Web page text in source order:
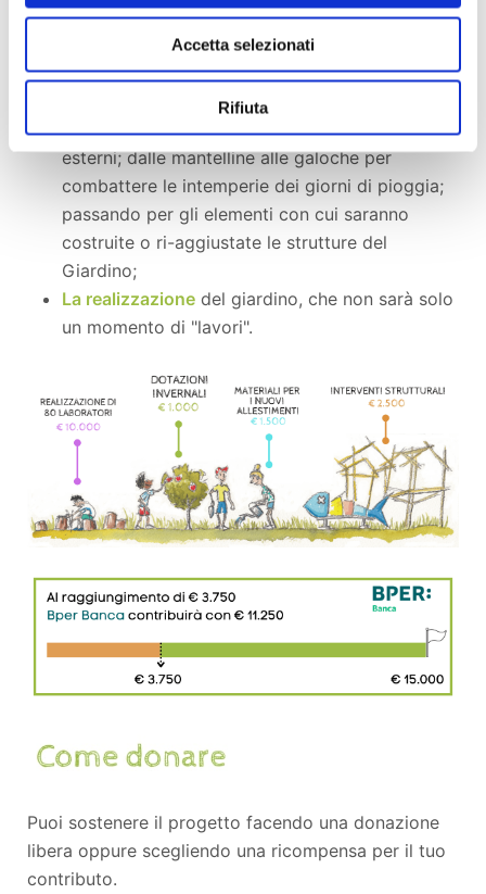
Accetta selezionati
Rifiuta
bambini e ragazzi a ridisegnare il Giardino,
proponendo gli interventi e i nuovi allestimenti;
Acquisto dei materiali necessari per lo
svolgimento delle attività
delle installazioni: dalle tettoie alle stufe da
esterni; dalle mantelline alle galoche per
combattere le intemperie dei giorni di pioggia;
passando per gli elementi con cui saranno
costruite o ri-aggiustate le strutture del
Giardino;
La realizzazione del giardino, che non sarà solo
un momento di "lavori".
Puoi sostenere il progetto facendo una donazione
libera oppure scegliendo una ricompensa per il tuo
contributo.